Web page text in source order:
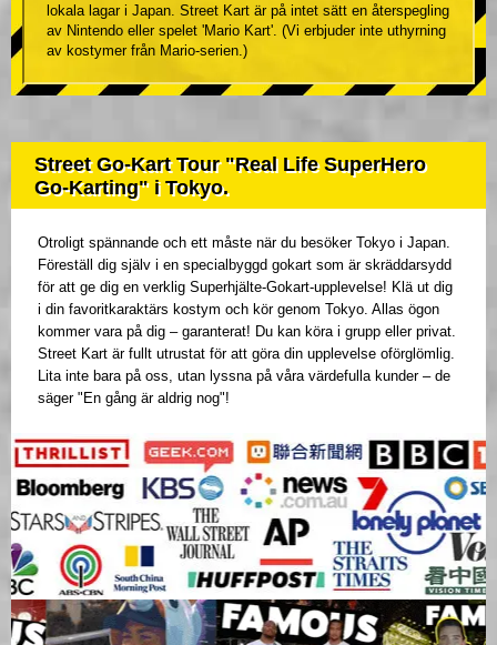
lokala lagar i Japan. Street Kart är på intet sätt en återspegling
av Nintendo eller spelet 'Mario Kart'. (Vi erbjuder inte uthyrning
av kostymer från Mario-serien.)
Street Go-Kart Tour "Real Life SuperHero
Go-Karting" i Tokyo.
Otroligt spännande och ett måste när du besöker Tokyo i Japan.
Föreställ dig själv i en specialbyggd gokart som är skräddarsydd
för att ge dig en verklig Superhjälte-Gokart-upplevelse! Klä ut dig
i din favoritkaraktärs kostym och kör genom Tokyo. Allas ögon
kommer vara på dig – garanterat! Du kan köra i grupp eller privat.
Street Kart är fullt utrustat för att göra din upplevelse oförglömlig.
Lita inte bara på oss, utan lyssna på våra värdefulla kunder – de
säger "En gång är aldrig nog"!